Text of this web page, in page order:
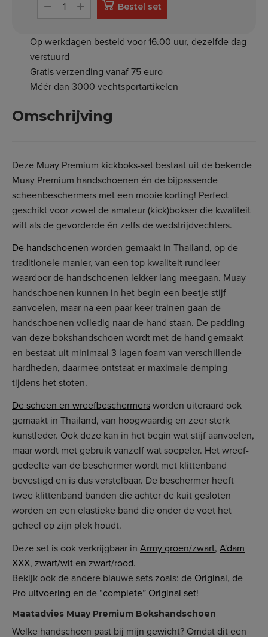
Bestel set
Op werkdagen besteld voor 16.00 uur, dezelfde dag
verstuurd
Gratis verzending vanaf 75 euro
Méér dan 3000 vechtsportartikelen
Omschrijving
Deze Muay Premium kickboks-set bestaat uit de bekende
Muay Premium handschoenen én de bijpassende
scheenbeschermers met een mooie korting! Perfect
geschikt voor zowel de amateur (kick)bokser die kwaliteit
wilt als de gevorderde én zelfs de wedstrijdvechters.
De handschoenen worden gemaakt in Thailand, op de
traditionele manier, van een top kwaliteit rundleer
waardoor de handschoenen lekker lang meegaan. Muay
handschoenen kunnen in het begin een beetje stijf
aanvoelen, maar na een paar keer trainen gaan de
handschoenen volledig naar de hand staan. De padding
van deze bokshandschoen wordt met de hand gemaakt
en bestaat uit minimaal 3 lagen foam van verschillende
hardheden, daarmee ontstaat er maximale demping
tijdens het stoten.
De scheen en wreefbeschermersworden uiteraard ook
gemaakt in Thailand, van hoogwaardig en zeer sterk
kunstleder. Ook deze kan in het begin wat stijf aanvoelen,
maar wordt met gebruik vanzelf wat soepeler. Het wreef-
gedeelte van de beschermer wordt met klittenband
bevestigd en is dus verstelbaar. De beschermer heeft
twee klittenband banden die achter de kuit gesloten
worden en een elastieke band die onder de voet het
geheel op zijn plek houdt.
Deze set is ook verkrijgbaar in Army groen/zwart, A'dam
XXX, zwart/wit en zwart/rood.
Bekijk ook de andere blauwe sets zoals: de Original, de
Pro uitvoering en de “complete” Original set!
Maatadvies Muay Premium Bokshandschoen
Welke handschoen past bij mijn gewicht? Omdat dit een